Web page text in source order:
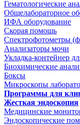
Гематологические
Общелабораторное
ИФА оборудование
Скорая помощь
Спектрофотометры
Анализаторы мочи
Укладка-контейнер
Биохимические
Боксы
Микроскопы
Программы для
Жесткая эндоскопия
Медицинские
Эндоскопические